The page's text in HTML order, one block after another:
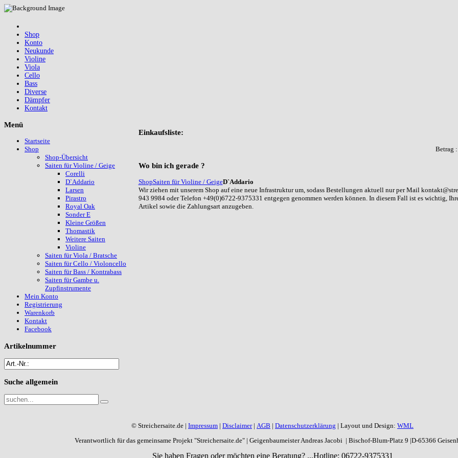
Shop
Konto
Neukunde
Violine
Viola
Cello
Bass
Diverse
Dämpfer
Kontakt
Einkaufsliste:
Betrag :
Wo bin ich gerade ?
ShopSaiten für Violine / GeigeD`Addario
Wir ziehen mit unserem Shop auf eine neue Infrastruktur um, sodass Bestellungen aktuell nur per Mail
943 9984 oder Telefon +49(0)6722-9375331 entgegen genommen werden können. In diesem Fall ist es wichtig,
Artikel sowie die Zahlungsart anzugeben.
Menü
Startseite
Shop
Shop-Übersicht
Saiten für Violine / Geige
Corelli
D`Addario
Larsen
Pirastro
Royal Oak
Sonder E
Kleine Größen
Thomastik
Weitere Saiten
Violine
Saiten für Viola / Bratsche
Saiten für Cello / Violoncello
Saiten für Bass / Kontrabass
Saiten für Gambe u.
Zupfinstrumente
Mein Konto
Registrierung
Warenkorb
Kontakt
Facebook
Artikelnummer
Suche allgemein
© Streichersaite.de | Impressum | Disclaimer| AGB | Datenschutzerklärung | Layout und Design: WML
Verantwortlich für das gemeinsame Projekt "Streichersaite.de" | Geigenbaumeister Andreas Jacobi | Bischof-Blum-Platz 9 |D-65366
Sie haben Fragen oder möchten eine Beratung? ...Hotline: 06722-9375331